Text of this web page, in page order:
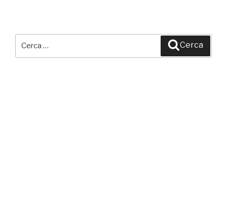
Cerca